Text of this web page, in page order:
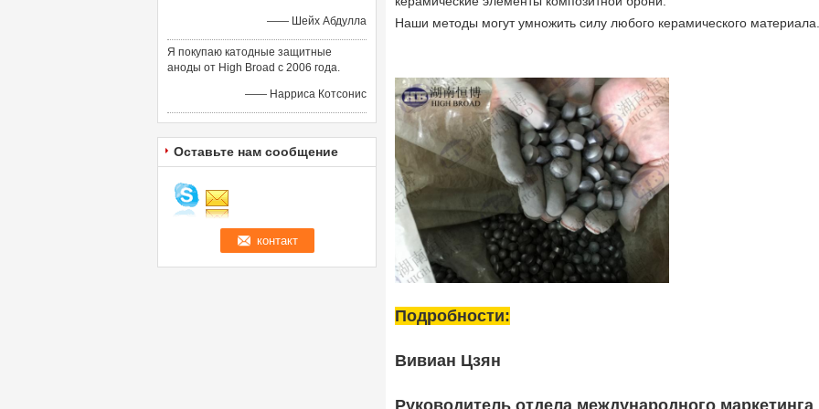
—— Шейх Абдулла
Я покупаю катодные защитные
аноды от High Broad с 2006 года.
—— Нарриса Котсонис
Оставьте нам сообщение
Наши методы могут умножить силу любого керамического материала.
Подробности:
Вивиан Цзян
Руководитель отдела международного